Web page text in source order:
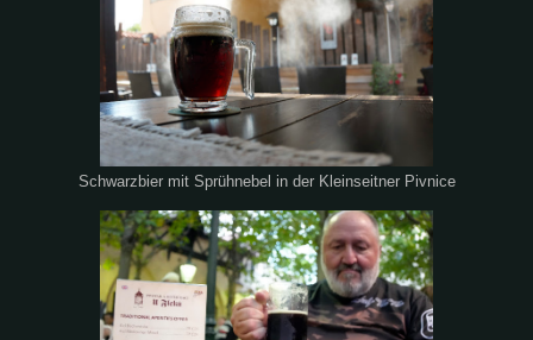
Schwarzbier mit Sprühnebel in der Kleinseitner Pivnice